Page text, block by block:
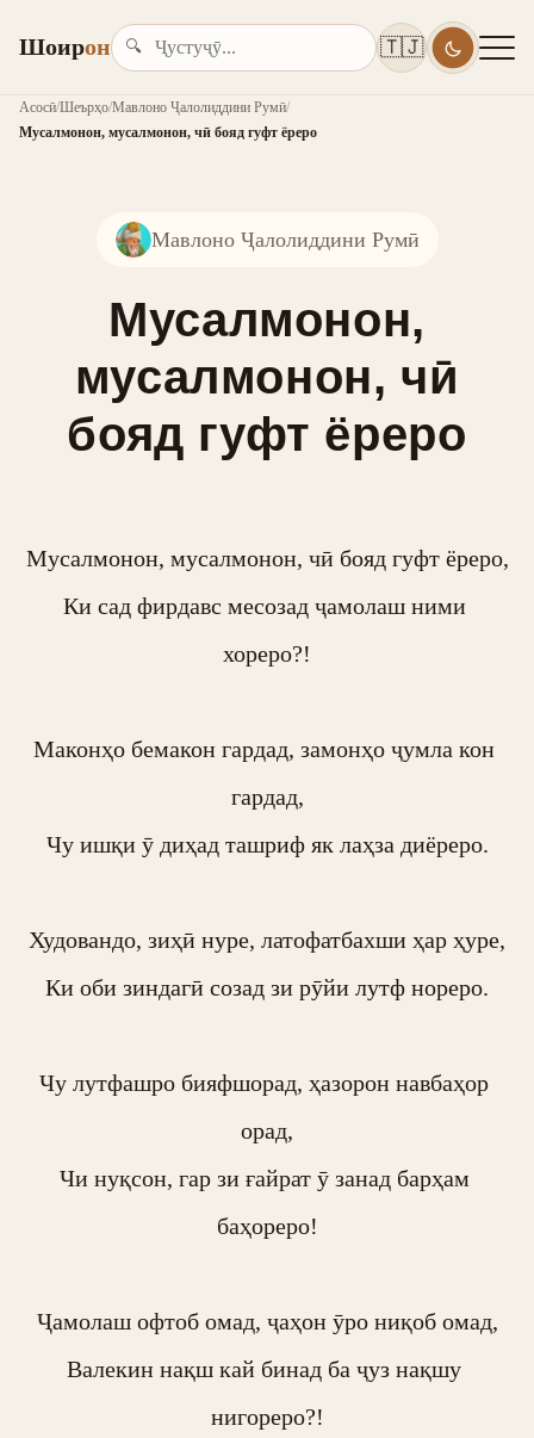
Шоирон 🔍 🇹🇯
Асосӣ/Шеърҳо/Мавлоно Ҷалолиддини Румӣ/
Мусалмонон, мусалмонон, чӣ бояд гуфт ёреро
Мавлоно Ҷалолиддини Румӣ
Мусалмонон,
мусалмонон, чӣ
бояд гуфт ёреро
Мусалмонон, мусалмонон, чӣ бояд гуфт ёреро,
Ки сад фирдавс месозад ҷамолаш ними
хореро?!
Маконҳо бемакон гардад, замонҳо ҷумла кон
гардад,
Чу ишқи ӯ диҳад ташриф як лаҳза диёреро.
Худовандо, зиҳӣ нуре, латофатбахши ҳар ҳуре,
Ки оби зиндагӣ созад зи рӯйи лутф нореро.
Чу лутфашро бияфшорад, ҳазорон навбаҳор
орад,
Чи нуқсон, гар зи ғайрат ӯ занад барҳам
баҳореро!
Ҷамолаш офтоб омад, ҷаҳон ӯро ниқоб омад,
Валекин нақш кай бинад ба ҷуз нақшу
нигореро?!